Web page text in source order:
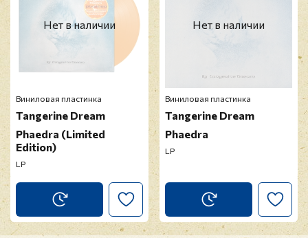
Нет в наличии
Виниловая пластинка
Tangerine Dream
Phaedra (Limited
Edition)
LP
Нет в наличии
Виниловая пластинка
Tangerine Dream
Phaedra
LP